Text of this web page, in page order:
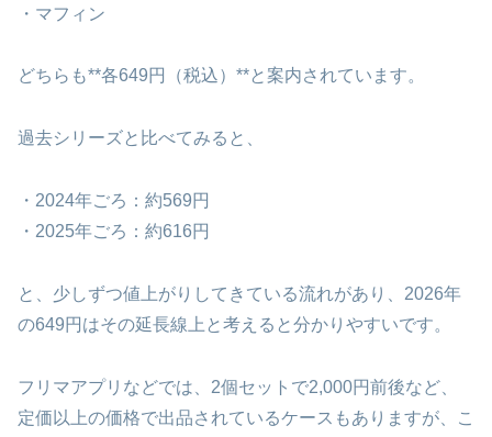
・マフィン
どちらも**各649円（税込）**と案内されています。
過去シリーズと比べてみると、
・2024年ごろ：約569円
・2025年ごろ：約616円
と、少しずつ値上がりしてきている流れがあり、2026年
の649円はその延長線上と考えると分かりやすいです。
フリマアプリなどでは、2個セットで2,000円前後など、
定価以上の価格で出品されているケースもありますが、こ